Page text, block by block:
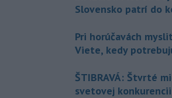
Slovensko patrí do
Pri horúčavách
Viete, kedy
ŠTIBRAVÁ: Štvrté
svetovej